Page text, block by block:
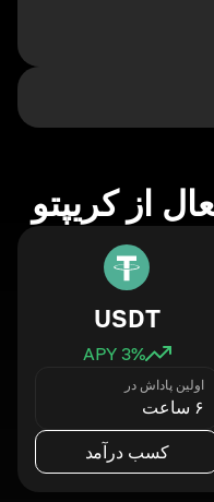
از کریپتو
USDT
3% APY
اولین پاداش در
۶ ساعت
کسب درآمد